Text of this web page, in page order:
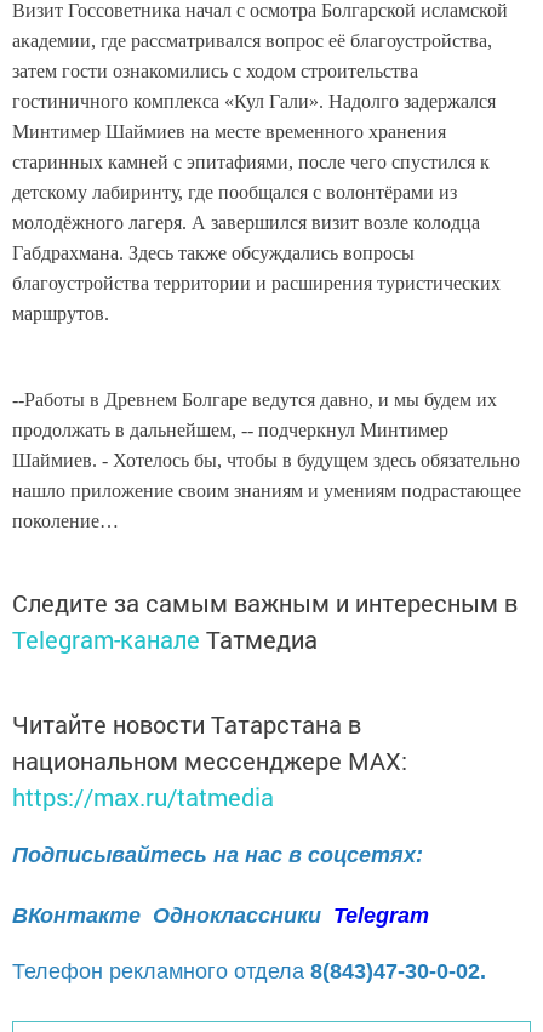
Визит Госсоветника начал с осмотра Болгарской исламской
академии, где рассматривался вопрос её благоустройства,
затем гости ознакомились с ходом строительства
гостиничного комплекса «Кул Гали». Надолго задержался
Минтимер Шаймиев на месте временного хранения
старинных камней с эпитафиями, после чего спустился к
детскому лабиринту, где пообщался с волонтёрами из
молодёжного лагеря. А завершился визит возле колодца
Габдрахмана. Здесь также обсуждались вопросы
благоустройства территории и расширения туристических
маршрутов.
--Работы в Древнем Болгаре ведутся давно, и мы будем их
продолжать в дальнейшем, -- подчеркнул Минтимер
Шаймиев. - Хотелось бы, чтобы в будущем здесь обязательно
нашло приложение своим знаниям и умениям подрастающее
поколение…
Следите за самым важным и интересным в
Telegram-канале Татмедиа
Читайте новости Татарстана в
национальном мессенджере MАХ:
https://max.ru/tatmedia
Подписывайтесь на нас в соцсетях:
ВКонтакте Одноклассники Telegram
Телефон рекламного отдела 8(843)47-30-0-02.